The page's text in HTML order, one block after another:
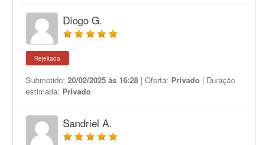
Diogo G.
Rejeitada
Submetido: 20/02/2025 às 16:28 | Oferta: Privado | Duração
estimada: Privado
Sandriel A.